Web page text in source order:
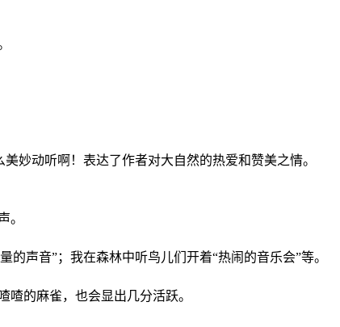
妙动听啊！表达了作者对大自然的热爱和赞美之情。
。
声音”；我在森林中听鸟儿们开着“热闹的音乐会”等。
的麻雀，也会显出几分活跃。